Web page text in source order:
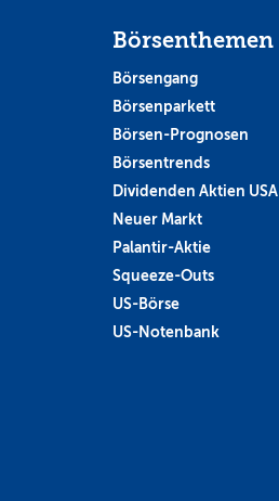
Börsenthemen
Börsengang
Börsenparkett
Börsen-Prognosen
Börsentrends
Dividenden Aktien USA
Neuer Markt
Palantir-Aktie
Squeeze-Outs
US-Börse
US-Notenbank